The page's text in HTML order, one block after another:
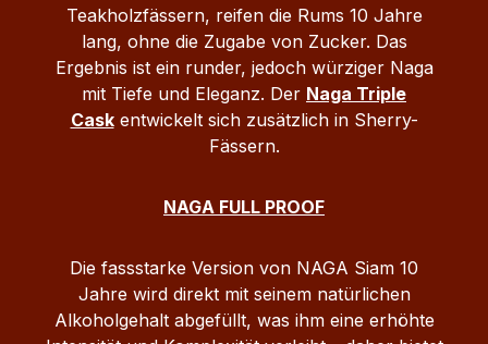
raffinierte Cocktails – der Naga Shani Rum
46 % Vol. bietet ein ausgewogenes,
komplexes Aroma und ist ein besonderes
Highlight für Rum‑Liebhaber.
Teakholzfässern, reifen die Rums 10 Jahre
lang, ohne die Zugabe von Zucker. Das
Ergebnis ist ein runder, jedoch würziger Naga
mit Tiefe und Eleganz. Der Naga Triple
Caskentwickelt sich zusätzlich in Sherry-
Fässern.
NAGA FULL PROOF
Die fassstarke Version von NAGA Siam 10
Jahre wird direkt mit seinem natürlichen
Alkoholgehalt abgefüllt, was ihm eine erhöhte